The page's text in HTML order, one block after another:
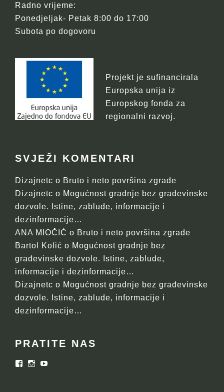
Radno vrijeme:
Ponedjeljak- Petak 8:00 do 17:00
Subota po dogovoru
Projekt je sufinancirala
Europska unija iz
Europskog fonda za
regionalni razvoj.
SVJEŽI KOMENTARI
Dizajnetc o Bruto i neto površina zgrade
Dizajnetc o Mogućnost gradnje bez građevinske
dozvole. Istine, zablude, informacije i
dezinformacije…
ANA MIOČIĆ o Bruto i neto površina zgrade
Bartol Kolić o Mogućnost gradnje bez
građevinske dozvole. Istine, zablude,
informacije i dezinformacije…
Dizajnetc o Mogućnost gradnje bez građevinske
dozvole. Istine, zablude, informacije i
dezinformacije…
PRATITE NAS
FacebookInstagram